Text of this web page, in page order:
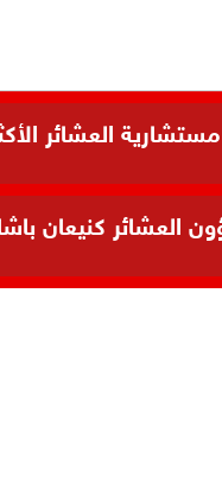
العشائر
العشائر كنيعان